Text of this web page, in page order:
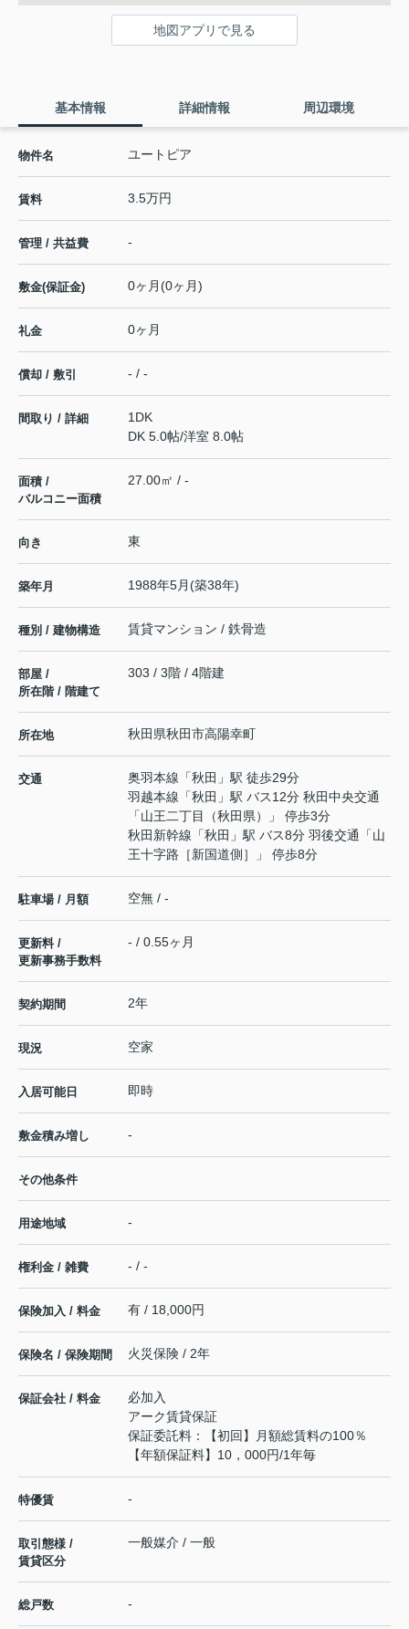
地図アプリで見る
基本情報 詳細情報 周辺環境
物件名 ユートピア
賃料 3.5万円
管理 / 共益費 -
敷金(保証金) 0ヶ月(0ヶ月)
礼金 0ヶ月
償却 / 敷引 - / -
間取り / 詳細
1DK
DK 5.0帖/洋室 8.0帖
面積 /
バルコニー面積
27.00㎡ / -
向き 東
築年月 1988年5月(築38年)
種別 / 建物構造 賃貸マンション / 鉄骨造
部屋 /
所在階 / 階建て
303 / 3階 / 4階建
所在地 秋田県秋田市高陽幸町
交通 奥羽本線 「秋田 」駅 徒歩29分
羽越本線 「秋田 」駅 バス12分 秋田中央交通
「山王二丁目（秋田県）」 停歩3分
秋田新幹線 「秋田 」駅 バス8分 羽後交通「山
王十字路［新国道側］」 停歩8分
駐車場 / 月額 空無 / -
更新料 /
更新事務手数料
- / 0.55ヶ月
契約期間 2年
現況 空家
入居可能日 即時
敷金積み増し -
その他条件
用途地域 -
権利金 / 雑費 - / -
保険加入 / 料金 有 / 18,000円
保険名 / 保険期間 火災保険 / 2年
保証会社 / 料金
必加入
アーク賃貸保証
保証委託料：【初回】月額総賃料の100％
【年額保証料】10，000円/1年毎
特優賃 -
取引態様 /
賃貸区分
一般媒介 / 一般
総戸数 -